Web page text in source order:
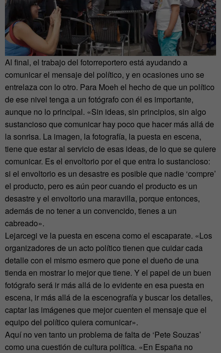
Al final, el trabajo del fotorreportero está ayudando a
comunicar el mensaje del político, y en ocasiones uno se
entrelaza con lo otro. Para Moeh el hecho de que un político
de ese nivel tenga a un fotógrafo con él es importante,
aunque no lo principal. «Sin ideas, sin principios, sin algo
sustancioso que comunicar hay poco que hacer más allá de
la sonrisa. La imagen, la fotografía, la puesta en escena,
tiene que estar al servicio de esas ideas, de lo que se quiere
comunicar. Es el envoltorio por el que entra lo sustancioso:
si el envoltorio es un desastre es posible que nadie ‘compre’
el producto, pero es aún peor cuando el producto es un
desastre y el envoltorio una maravilla, porque entonces,
además de no tener a un convencido, tienes a un
cabreado».
Lejarcegi ve la puesta en escena como el escaparate. «Los
organizadores de un acto político tienen que cuidar cada
detalle con el mismo esmero que pone el dueño de una
tienda en mostrar lo mejor que tiene. Y el papel de un buen
fotógrafo será ir más allá de lo evidente en esa puesta en
escena, ir más allá de la escenografía y buscar los detalles,
captar las imágenes que mejor cuenten el mensaje que el
equipo del político quiera comunicar».
Aquí no ven tanto un problema de falta de ‘Pete Souzas’
como una cuestión de cultura política. «En España no